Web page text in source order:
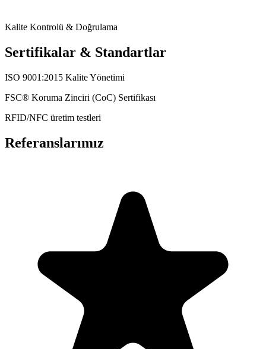
Kalite Kontrolü & Doğrulama
Sertifikalar & Standartlar
ISO 9001:2015 Kalite Yönetimi
FSC® Koruma Zinciri (CoC) Sertifikası
RFID/NFC üretim testleri
Referanslarımız